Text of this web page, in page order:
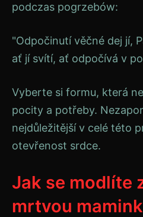
podczas pogrzebów:
"Odpočinutí věčné dej jí,
ať jí svítí, ať odpočívá v
Vyberte si formu, která
pocity a potřeby.
nejdůležitější v celé této
otevřenost srdce.
Jak se modlíte
mrtvou